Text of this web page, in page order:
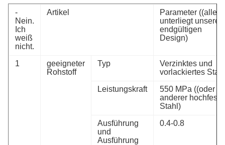
-
Nein.
Ich
weiß
nicht.
Artikel
Parameter ((alles
unterliegt
endgültigen
Design)
1
geeigneter
Rohstoff
Typ
Verzinktes und
vorlackiertes Stahl
Leistungskraft
550 MPa ((oder
anderer
Stahl)
Ausführung
und
Ausführung
0.4-0.8